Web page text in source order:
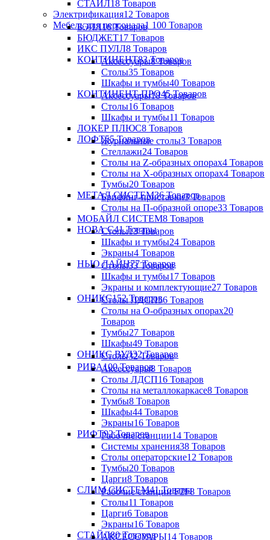
СТАЙЛ18 Товаров
Электрификация12 Товаров
Мебель для персонала1 100 Товаров
БЭЛЛ16 Товаров
БЮДЖЕТ17 Товаров
ИКС ПУЛЛ8 Товаров
КОНТИНЕНТ83 Товаров
Аксессуары8 Товаров
Столы35 Товаров
Шкафы и тумбы40 Товаров
КОНТИНЕНТ-ПРО45 Товаров
Аксессуары18 Товаров
Столы16 Товаров
Шкафы и тумбы11 Товаров
ЛОКЕР ПЛЮС8 Товаров
ЛОФТ55 Товаров
Журнальные столы3 Товаров
Стеллажи24 Товаров
Столы на Z-образных опорах4 Товаров
Столы на Х-образных опорах4 Товаров
Тумбы20 Товаров
МЕТАЛ СИСТЕМ36 Товаров
Брифинг-приставки3 Товаров
Столы на П-образной опоре33 Товаров
МОБАЙЛ СИСТЕМ8 Товаров
НОВА С41 Товары
Столы13 Товаров
Шкафы и тумбы24 Товаров
Экраны4 Товаров
НЬЮ ЛАЙН77 Товаров
Столы33 Товаров
Шкафы и тумбы17 Товаров
Экраны и комплектующие27 Товаров
ОНИКС152 Товаров
Столы ЛДСП56 Товаров
Столы на О-образных опорах20
Товаров
Тумбы27 Товаров
Шкафы49 Товаров
ОНИКС ВУД32 Товаров
Столы32 Товаров
РИВА100 Товаров
Аксессуары8 Товаров
Столы ЛДСП16 Товаров
Столы на металлокаркасе8 Товаров
Тумбы8 Товаров
Шкафы44 Товаров
Экраны16 Товаров
РИФТ92 Товаров
Рабочие станции14 Товаров
Системы хранения38 Товаров
Столы операторские12 Товаров
Тумбы20 Товаров
Царги8 Товаров
СЛИМ СИСТЕМ41 Товары
Рабочие станции F2F8 Товаров
Столы11 Товаров
Царги6 Товаров
Экраны16 Товаров
СТАЙЛ80 Товаров
АКСЕССУАРЫ14 Товаров